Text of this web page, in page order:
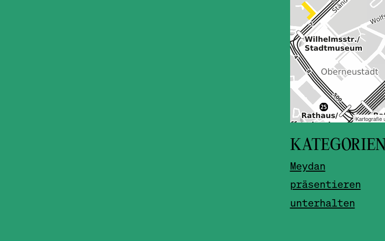
KATEGORIEN
Meydan
präsentieren
unterhalten